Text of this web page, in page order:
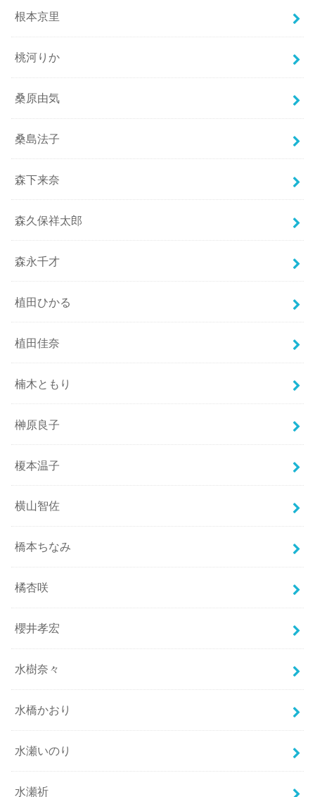
根本京里
桃河りか
桑原由気
桑島法子
森下来奈
森久保祥太郎
森永千才
植田ひかる
植田佳奈
楠木ともり
榊原良子
榎本温子
横山智佐
橋本ちなみ
橘杏咲
櫻井孝宏
水樹奈々
水橋かおり
水瀬いのり
水瀬祈